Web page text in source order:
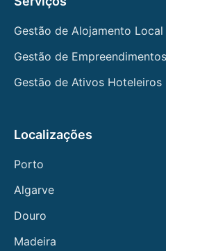
Ao confiar na Host Wise,
imóvel numa fonte de
Gestão de Alojamento Local
Gestão de Empreendimentos
Gestão de Ativos Hoteleiros
Localizações
Porto
Algarve
Douro
Madeira